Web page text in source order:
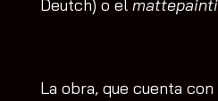
Deutch) o el
La obra, que cuenta con